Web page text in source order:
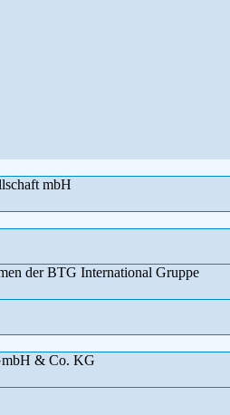
mbH
der BTG International Gruppe
& Co. KG